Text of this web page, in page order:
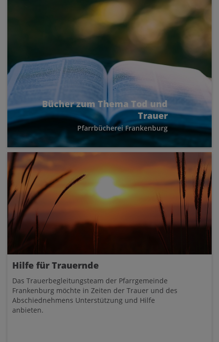
Bücher zum Thema Tod und
Trauer
Pfarrbücherei Frankenburg
Hilfe für Trauernde
Das Trauerbegleitungsteam der Pfarrgemeinde
Frankenburg möchte in Zeiten der Trauer und des
Abschiednehmens Unterstützung und Hilfe
anbieten.